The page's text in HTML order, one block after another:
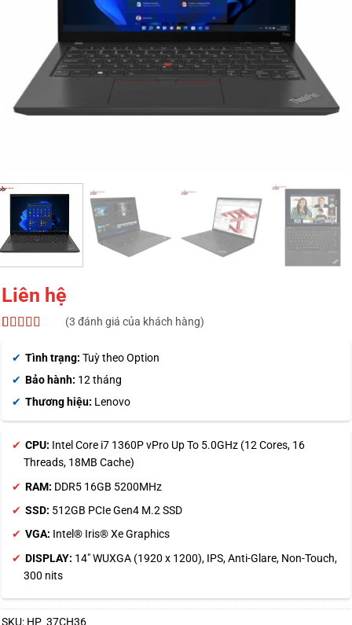
Liên hệ
trên đánh
(3 đánh giá của khách hàng)
Tình trạng: Tuỳ theo Option
Bảo hành: 12 tháng
Thương hiệu: Lenovo
CPU: Intel Core i7 1360P vPro Up To 5.0GHz (12 Cores, 16
Threads, 18MB Cache)
RAM: DDR5 16GB 5200MHz
SSD: 512GB PCIe Gen4 M.2 SSD
VGA: Intel® Iris® Xe Graphics
DISPLAY: 14″ WUXGA (1920 x 1200), IPS, Anti-Glare, Non-Touch,
300 nits
SKU: HP_37CH36